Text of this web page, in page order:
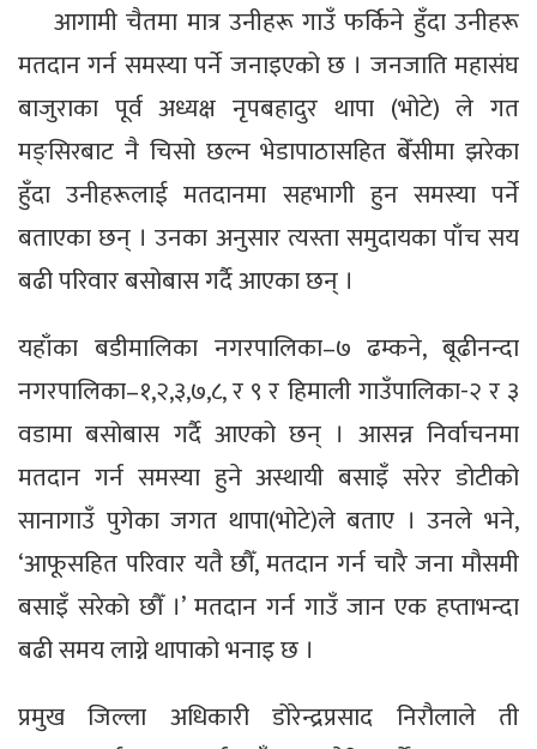
आगामी चैतमा मात्र उनीहरू गाउँ फर्किने हुँदा उनीहरू
मतदान गर्न समस्या पर्ने जनाइएको छ । जनजाति महासंघ
बाजुराका पूर्व अध्यक्ष नृपबहादुर थापा (भोटे) ले गत
मङ्सिरबाट नै चिसो छल्न भेडापाठासहित बेँसीमा झरेका
हुँदा उनीहरूलाई मतदानमा सहभागी हुन समस्या पर्ने
बताएका छन् । उनका अनुसार त्यस्ता समुदायका पाँच सय
बढी परिवार बसोबास गर्दै आएका छन् ।
यहाँका बडीमालिका नगरपालिका–७ ढम्कने, बूढीनन्दा
नगरपालिका–१,२,३,७,८, र ९ र हिमाली गाउँपालिका-२ र ३
वडामा बसोबास गर्दै आएको छन् । आसन्न निर्वाचनमा
मतदान गर्न समस्या हुने अस्थायी बसाइँ सरेर डोटीको
सानागाउँ पुगेका जगत थापा(भोटे)ले बताए । उनले भने,
‘आफूसहित परिवार यतै छौँ, मतदान गर्न चारै जना मौसमी
बसाइँ सरेको छौँ ।’ मतदान गर्न गाउँ जान एक हप्ताभन्दा
बढी समय लाग्ने थापाको भनाइ छ ।
प्रमुख जिल्ला अधिकारी डोरेन्द्रप्रसाद निरौलाले ती